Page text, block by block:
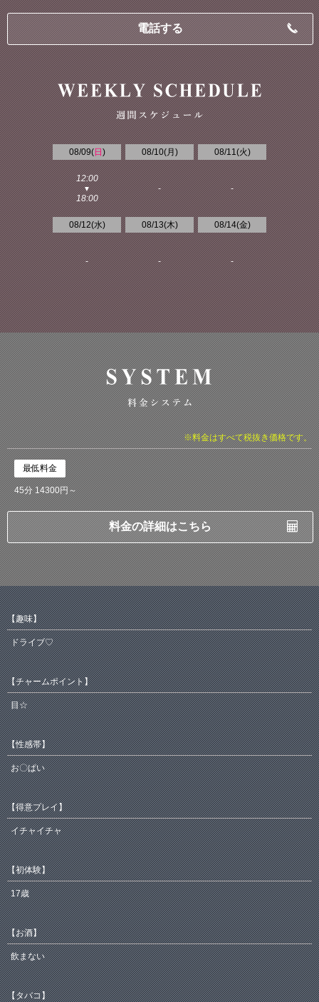
電話する
08/09(日 )
12:00
▼
18:00
08/10(月 )
-
08/11(火)
-
08/12(水)
-
08/13(木)
-
08/14(金)
-
※料金はすべて税抜き価格です。
最低料金
45分 14300円～
料金の詳細はこちら
【趣味】
ドライブ♡
【チャームポイント】
目☆
【性感帯】
お〇ぱい
【得意プレイ】
イチャイチャ
【初体験】
17歳
【お酒】
飲まない
【タバコ】